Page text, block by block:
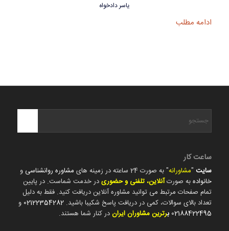
یاسر دادخواه
ادامه مطلب
ساعت کار
سایت"مشاورانه" به صورت 24 ساعته در زمینه های مشاوره روانشناسی و
خانوادهبه صورتآنلاین، تلفنی و حضوریدر خدمت شماست. در پایین
تمام صفحات مرتبط می توانید مشاوره آنلاین دریافت کنید. فقط به دلیل
تعداد بالای سوالات، کمی در دریافت پاسخ شکیبا باشید. 02122354282 و
02188422495 برترین مشاوران ایراندر کنار شما هستند.